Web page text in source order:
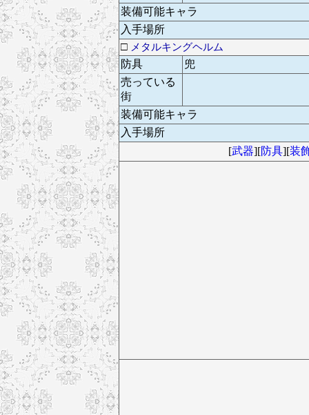
装備可能キャラ
入手場所
□ メタルキングヘルム
防具
兜
売っている
街
装備可能キャラ
入手場所
[武器][防具][装